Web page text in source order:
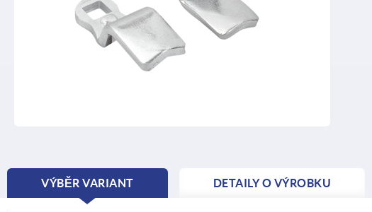
VÝBĚR VARIANT
CURRENT
DETAILY O VÝROBKU